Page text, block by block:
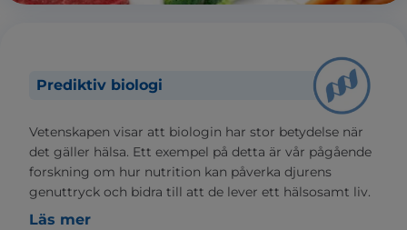
Prediktiv biologi
Vetenskapen visar att biologin har stor betydelse när
det gäller hälsa. Ett exempel på detta är vår pågående
forskning om hur nutrition kan påverka djurens
genuttryck och bidra till att de lever ett hälsosamt liv.
Läs mer